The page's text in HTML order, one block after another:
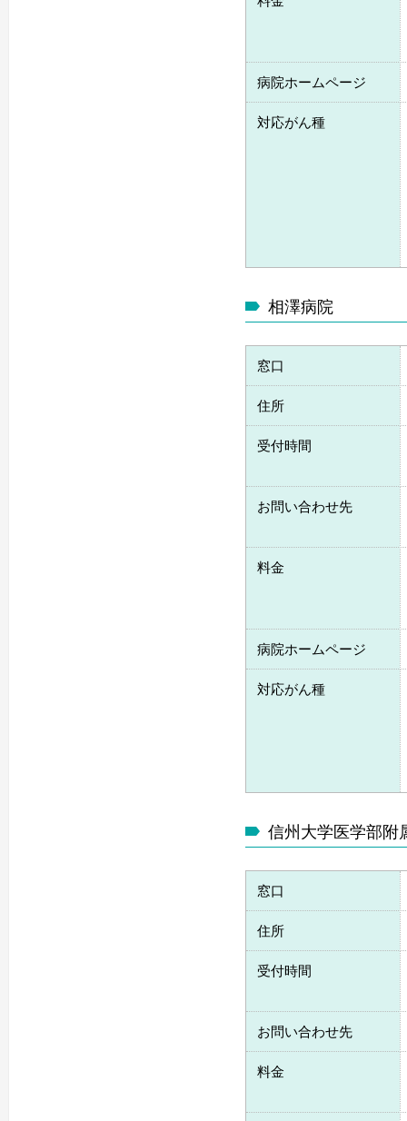
病院ホームページ
対応がん種
相澤病院
窓口
住所
受付時間
お問い合わせ先
料金
病院ホームページ
対応がん種
信州大学医学部附
窓口
住所
受付時間
お問い合わせ先
料金